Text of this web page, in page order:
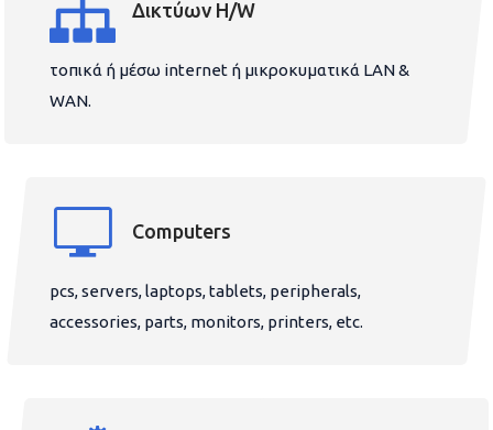
Δικτύων H/W
τοπικά ή μέσω internet ή μικροκυματικά LAN &
WAN.
Computers
pcs, servers, laptops, tablets, peripherals,
accessories, parts, monitors, printers, etc.